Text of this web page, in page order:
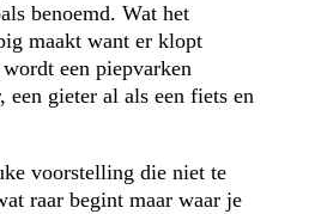
benoemd. Wat het
maakt want er klopt
een piepvarken
een gieter al als een fiets en
voorstelling die niet te
raar begint maar waar je